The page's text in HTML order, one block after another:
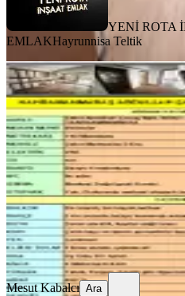
YENİ ROTA
EMLAKHayrunnisa Teltik
BALKONLU
Onikişubat,
3+1·140 m²·
20.000 ₺
Mesut Kabalcı
Ara
Mesut Kabalcı Ara